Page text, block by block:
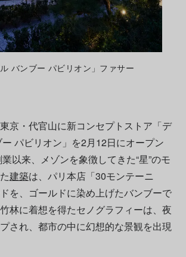
ル バンブー パビリオン」ファサー
京・代官山に新コンセプトストア「デ
パビリオン」を2月12日にオープン
以来、メゾンを象徴してきた“星”のモ
建築は、パリ本店「30モンテーニ
を、ゴールドに染め上げたバンブーで
林に着想を得たセノグラフィーは、夜
され、都市の中に幻想的な景観を出現